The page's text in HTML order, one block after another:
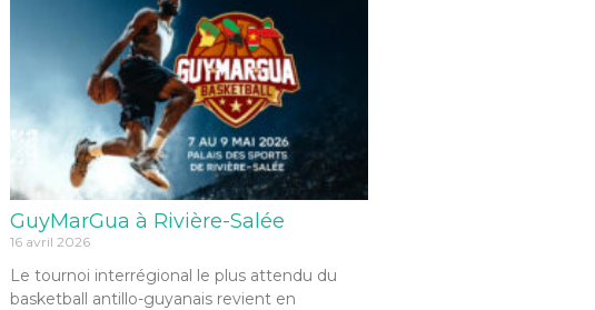
GuyMarGua à Rivière-Salée
16 avril 2026
Le tournoi interrégional le plus attendu du
basketball antillo-guyanais revient en